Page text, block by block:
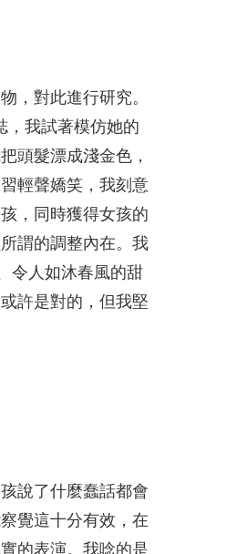
，對此進行研究。
，我試著模仿她的
頭髮漂成淺金色，
輕聲嬌笑，我刻意
，同時獲得女孩的
謂的調整內在。我
令人如沐春風的甜
許是對的，但我堅
說了什麼蠢話都會
覺這十分有效，在